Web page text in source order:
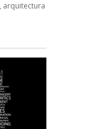
arquitectura